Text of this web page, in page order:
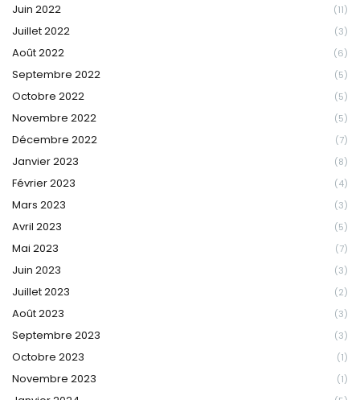
Juin 2022 (11)
Juillet 2022 (3)
Août 2022 (6)
Septembre 2022 (5)
Octobre 2022 (5)
Novembre 2022 (5)
Décembre 2022 (7)
Janvier 2023 (8)
Février 2023 (4)
Mars 2023 (3)
Avril 2023 (5)
Mai 2023 (7)
Juin 2023 (3)
Juillet 2023 (2)
Août 2023 (3)
Septembre 2023 (3)
Octobre 2023 (1)
Novembre 2023 (1)